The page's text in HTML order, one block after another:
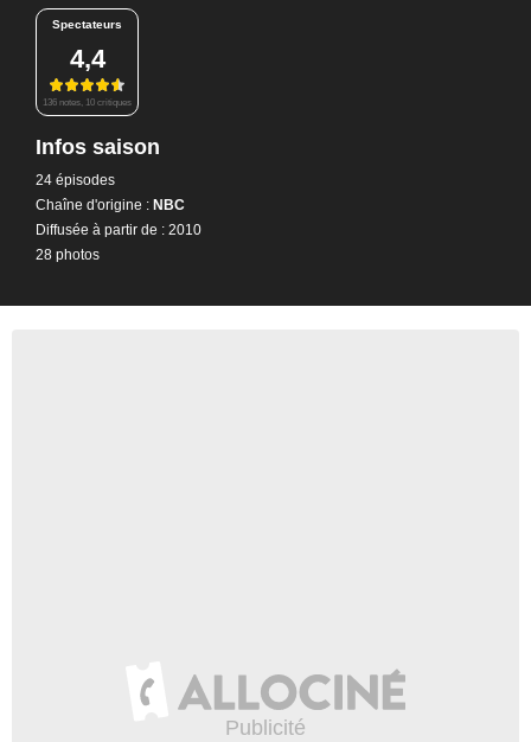
Spectateurs
4,4
136 notes, 10 critiques
Infos saison
24 épisodes
Chaîne d'origine : NBC
Diffusée à partir de : 2010
28 photos